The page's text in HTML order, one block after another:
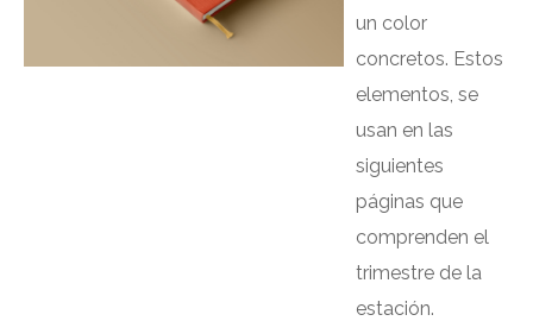
un color
concretos. Estos
elementos, se
usan en las
siguientes
páginas que
comprenden el
trimestre de la
estación.